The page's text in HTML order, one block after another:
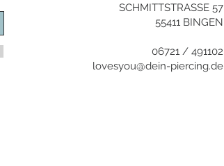
SCHMITTSTRASSE 57
55411 BINGEN
06721 / 491102
lovesyou@dein-piercing.de